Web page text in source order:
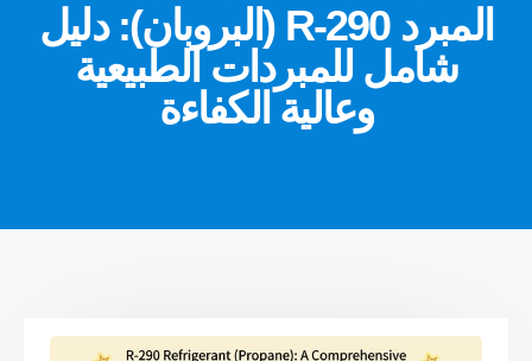
المبرد R-290 (البروبان): دليل
شامل للمبردات الطبيعية
وعالية الكفاءة